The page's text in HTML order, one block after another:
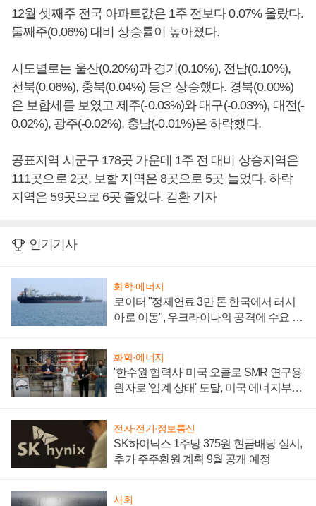
12월 셋째주 전국 아파트값은 1주 전보다 0.07% 올랐다.
둘째주(0.06%) 대비 상승률이 높아졌다.
시도별로는 울산(0.20%)과 경기(0.10%), 전남(0.10%),
전북(0.06%), 충북(0.04%) 등은 상승했다. 경북(0.00%)
은 보합세를 보였고 제주(-0.03%)와 대구(-0.03%), 대전(-
0.02%), 광주(-0.02%), 충남(-0.01%)은 하락했다.
공표지역 시군구 178곳 가운데 1주 전 대비 상승지역은
111곳으로 2곳, 보합 지역은 8곳으로 5곳 늘었다. 하락
지역은 59곳으로 6곳 줄었다. 김환 기자
인기기사
화학·에너지
로이터 "정제연료 3만 톤 한국에서 러시
아로 이동", 우크라이나의 공격에 수요 늘
화학·에너지
'한수원 협력사' 미국 오클로 SMR 연구용
원자로 '임계 상태' 도달, 미국 에너지부
전자·전기·정보통신
SK하이닉스 1주당 375원 현금배당 실시,
추가 주주환원 계획 9월 공개 예정
사회